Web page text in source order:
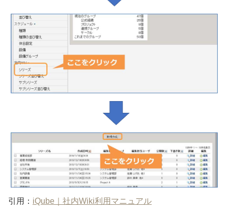
引用： iQube｜社内Wiki利用マニュアル